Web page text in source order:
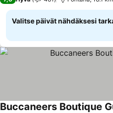
Valitse päivät nähdäksesi
Buccaneers Boutique